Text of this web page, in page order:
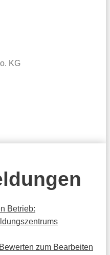
KG
Betrieb:
zum Bearbeiten